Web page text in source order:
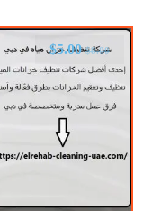
$8.00
$5.00